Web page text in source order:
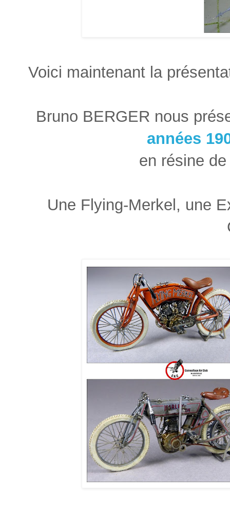
Voici maintenant la
Bruno BERGER nous
années
en résine
Une Flying-Merkel, une